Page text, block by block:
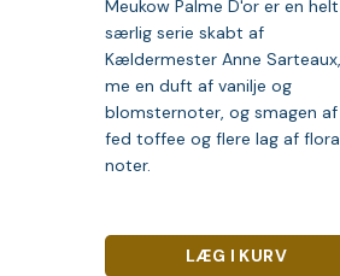
Meukow Palme D'or er en helt
særlig serie skabt af
Kældermester Anne Sarteaux,
me en duft af vanilje og
blomsternoter, og smagen af
fed toffee og flere lag af
noter.
LÆG I KURV